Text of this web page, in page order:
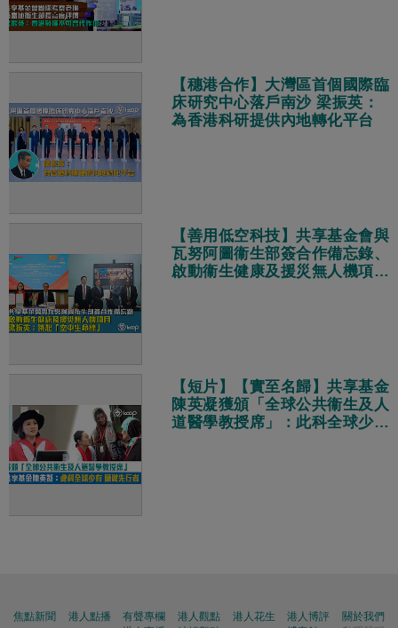
【穗港合作】大灣區首個國際臨
床研究中心落戶南沙 梁振英：
為香港科研提供內地轉化平台
【善用低空科技】共享基金會與
瓦努阿圖衞生部簽合作備忘錄、
啟動衞生健康及援災無人機項目
【短片】【實至名歸】共享基金
陳英凝獲頒「全球公共衞生及人
道醫學教授席」：此科全球少有
焦點新聞 港人點播
有聲專欄
港人觀點
港人花生
港人博評
關於我們